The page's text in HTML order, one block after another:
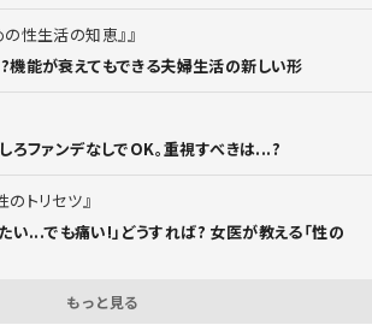
の性生活の知恵』
機能が衰えてもできる夫婦生活の新しい形
ろファンデなしでOK。重視すべきは...?
のトリセツ
い...でも痛い!」どうすれば? 女医が教える「性の
もっと見る